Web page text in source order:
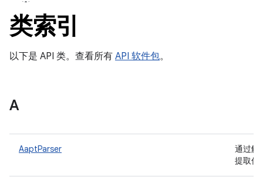
类索引
以下是 API 类。查看所有 API 软件包。
A
AaptParser
通过解
提取信